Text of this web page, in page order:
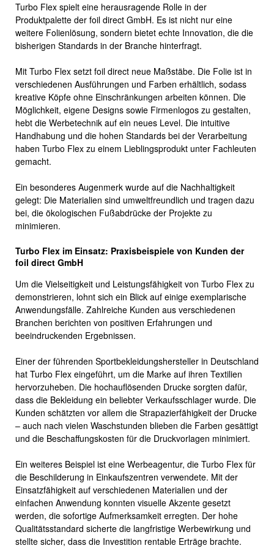
Turbo Flex spielt eine herausragende Rolle in der
Produktpalette der foil direct GmbH. Es ist nicht nur eine
weitere Folienlösung, sondern bietet echte Innovation, die die
bisherigen Standards in der Branche hinterfragt.
Mit Turbo Flex setzt foil direct neue Maßstäbe. Die Folie ist in
verschiedenen Ausführungen und Farben erhältlich, sodass
kreative Köpfe ohne Einschränkungen arbeiten können. Die
Möglichkeit, eigene Designs sowie Firmenlogos zu gestalten,
hebt die Werbetechnik auf ein neues Level. Die intuitive
Handhabung und die hohen Standards bei der Verarbeitung
haben Turbo Flex zu einem Lieblingsprodukt unter Fachleuten
gemacht.
Ein besonderes Augenmerk wurde auf die Nachhaltigkeit
gelegt: Die Materialien sind umweltfreundlich und tragen dazu
bei, die ökologischen Fußabdrücke der Projekte zu
minimieren.
Turbo Flex im Einsatz: Praxisbeispiele von Kunden der
foil direct GmbH
Um die Vielseitigkeit und Leistungsfähigkeit von Turbo Flex zu
demonstrieren, lohnt sich ein Blick auf einige exemplarische
Anwendungsfälle. Zahlreiche Kunden aus verschiedenen
Branchen berichten von positiven Erfahrungen und
beeindruckenden Ergebnissen.
Einer der führenden Sportbekleidungshersteller in Deutschland
hat Turbo Flex eingeführt, um die Marke auf ihren Textilien
hervorzuheben. Die hochauflösenden Drucke sorgten dafür,
dass die Bekleidung ein beliebter Verkaufsschlager wurde. Die
Kunden schätzten vor allem die Strapazierfähigkeit der Drucke
– auch nach vielen Waschstunden blieben die Farben gesättigt
und die Beschaffungskosten für die Druckvorlagen minimiert.
Ein weiteres Beispiel ist eine Werbeagentur, die Turbo Flex für
die Beschilderung in Einkaufszentren verwendete. Mit der
Einsatzfähigkeit auf verschiedenen Materialien und der
einfachen Anwendung konnten visuelle Akzente gesetzt
werden, die sofortige Aufmerksamkeit erregten. Der hohe
Qualitätsstandard sicherte die langfristige Werbewirkung und
stellte sicher, dass die Investition rentable Erträge brachte.